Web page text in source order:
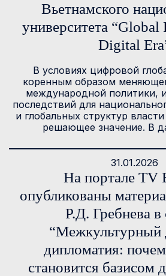
Вьетнамского
университета
Digital
В условиях цифровой
коренным образом
международной политики,
последствий для
и глобальных структур
решающее значение. В
31.01.2026
На портале TV
опубликованы
Р.Д. Гребнева в
“Межкультурный
дипломатия:
становится базисом